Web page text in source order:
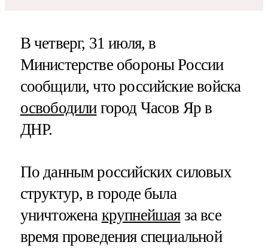
В четверг, 31 июля, в
Министерстве обороны России
сообщили, что российские войска
освободилигород Часов Яр в
ДНР.
По данным российских силовых
структур, в городе была
уничтожена крупнейшаяза все
время проведения специальной